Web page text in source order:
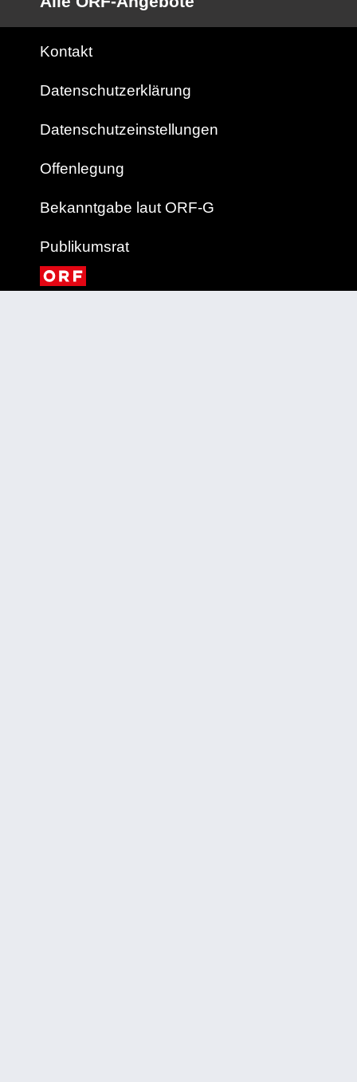
Kontakt
Datenschutzerklärung
Datenschutzeinstellungen
Offenlegung
Bekanntgabe laut ORF-G
Publikumsrat